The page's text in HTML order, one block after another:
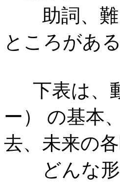
助詞、難
ところがあ
下表は、
ー） の基本
去、未来の
どんな形